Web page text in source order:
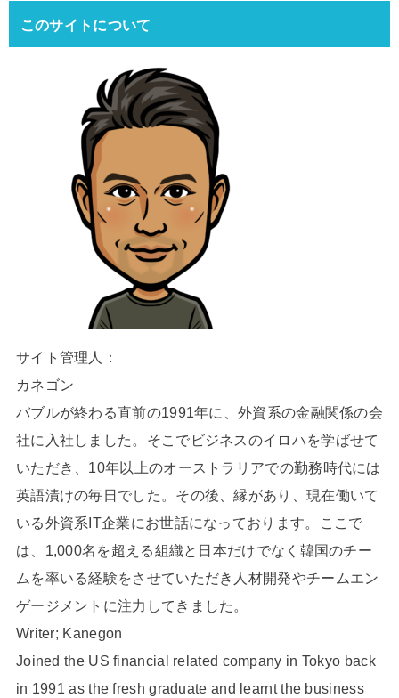
このサイトについて
サイト管理人：
カネゴン
バブルが終わる直前の1991年に、外資系の金融関係の会
社に入社しました。そこでビジネスのイロハを学ばせて
いただき、10年以上のオーストラリアでの勤務時代には
英語漬けの毎日でした。その後、縁があり、現在働いて
いる外資系IT企業にお世話になっております。ここで
は、1,000名を超える組織と日本だけでなく韓国のチー
ムを率いる経験をさせていただき人材開発やチームエン
ゲージメントに注力してきました。
Writer; Kanegon
Joined the US financial related company in Tokyo back
in 1991 as the fresh graduate and learnt the business